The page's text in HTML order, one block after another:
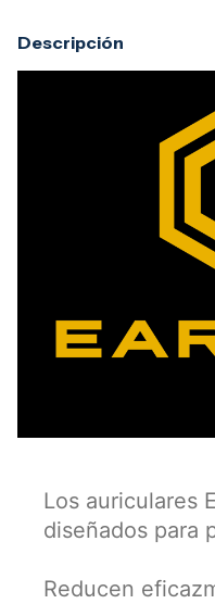
Descripción
Los auriculares
diseñados para
Reducen